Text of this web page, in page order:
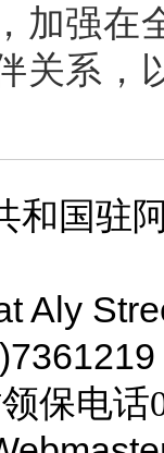
加强在
关系，
和国驻
Aly
保电话